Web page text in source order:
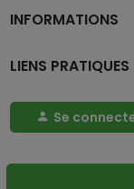
INFORMATIONS
LIENS PRATIQUES
Se
Service Public
de l'administration